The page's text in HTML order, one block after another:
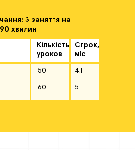
3 заняття на
хвилин
Кількість
уроков
Строк,
міс
50 4.1
60 5